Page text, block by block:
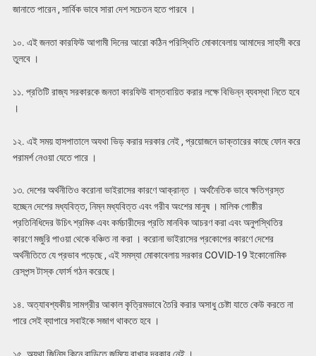
জানাতে পারেন , সার্বিক ভাবে সারা দেশ সচেতন হতে পারবে ।
১০. এই জনতা কারফিউ আগামী দিনের আরো কঠিন পরিস্থিতি মোকাবেলায় আমাদের সাহসী করে
তুলবে ।
১১. প্রতিটি রাজ্য সরকারকে জনতা কারফিউ বাস্তবায়িত করার লক্ষে বিভিন্ন ব্যবস্থা নিতে হবে
।
১২. এই সময় হাসপাতালে অযথা ভিড় করার দরকার নেই , প্রয়োজনে ডাক্তারের কাছে ফোন করে
পরামর্শ নেওয়া যেতে পারে ।
১৩. দেশের অর্থনীতিও করোনা ভাইরাসের কারণে আক্রান্ত । অর্থনৈতিক ভাবে ক্ষতিগ্রস্ত
হচ্ছেন দেশের মধ্যবিত্ত, নিম্ন মধ্যবিত্ত এবং গরীব অংশের মানুষ । মালিক গোষ্ঠীর
প্রতিনিধিদের উচিৎ শ্রমিক এবং কর্মচারীদের প্রতি মানবিক আচরণ করা এবং অনুপস্থিতির
কারণে মজুরি পাওয়া থেকে বঞ্চিত না করা । করোনা ভাইরাসের প্রকোপের কারণে দেশের
অর্থনীতিতে যে প্রভাব পড়েছে , এই সমস্যা মোকাবেলায় সরকার COVID-19 ইকোনোমিক
রেসপন্স টাস্ক ফোর্স গঠন করেছে।
১৪. অত্যাবশ্যকীয় সামগ্রীর আকাল কৃত্রিমভাবে তৈরি করার অসাধু চেষ্টা যাতে কেউ করতে না
পারে সেই ব্যাপারে সবাইকে সজাগ থাকতে হবে ।